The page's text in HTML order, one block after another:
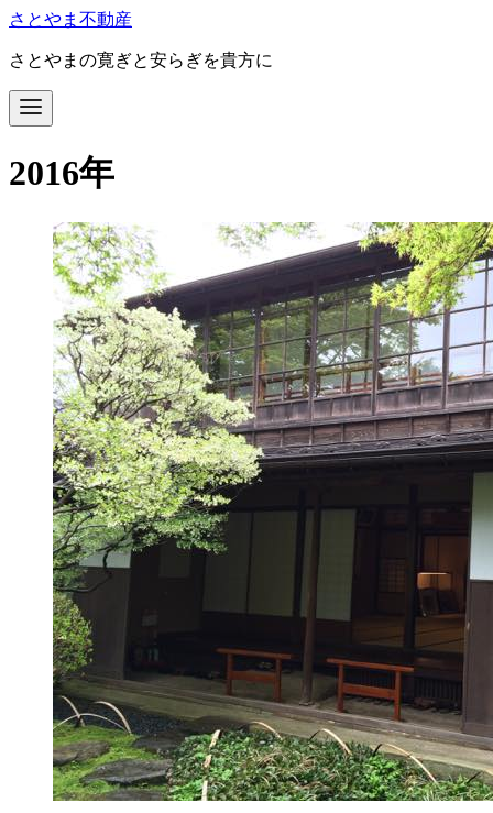
コ
テ
ン
ツ
動
さとやま不動産
さとやまの寛ぎと安らぎを貴方に
2016年